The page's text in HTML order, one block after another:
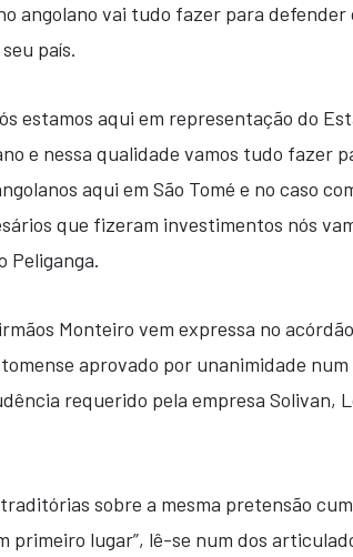
angolano vai tudo fazer para defender
país.
estamos aqui em representação do
e nessa qualidade vamos tudo fazer
aqui em São Tomé e no caso
que fizeram investimentos nós
Peliganga.
Monteiro vem expressa no
aprovado por unanimidade num
requerido pela empresa Solivan,
sobre a mesma pretensão
primeiro lugar”, lê-se num dos